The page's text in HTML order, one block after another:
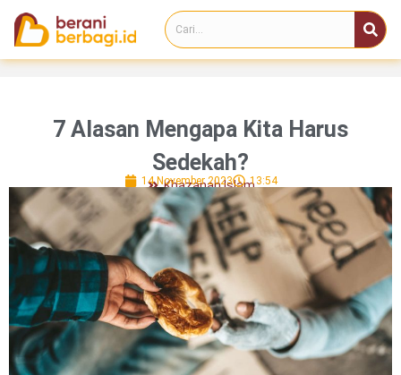
7 Alasan Mengapa Kita Harus
Sedekah?
Khazanah Islam
14 November 2023 13:54